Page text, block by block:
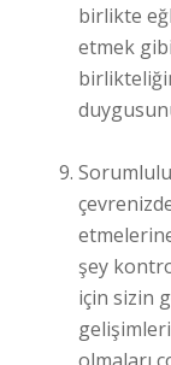
birlikte
etmek
şey
için sizin